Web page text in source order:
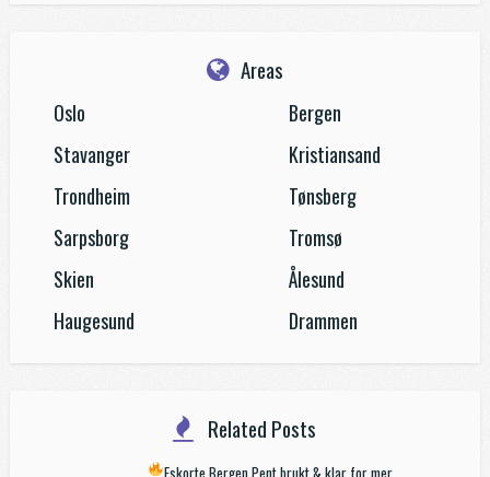
Areas
Oslo
Bergen
Stavanger
Kristiansand
Trondheim
Tønsberg
Sarpsborg
Tromsø
Skien
Ålesund
Haugesund
Drammen
Related Posts
Eskorte BergenPent brukt & klar for mer